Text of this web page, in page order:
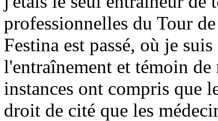
professionnelles du Tour
Festina est passé, où je
l'entraînement et témoin
instances ont compris que
droit de cité que les